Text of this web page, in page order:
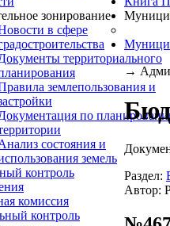
зонирование
в сфере
территориального
землепользования и
по
состояния и
земель
контроль
комиссия
контроль
→
Раздел:
Автор: